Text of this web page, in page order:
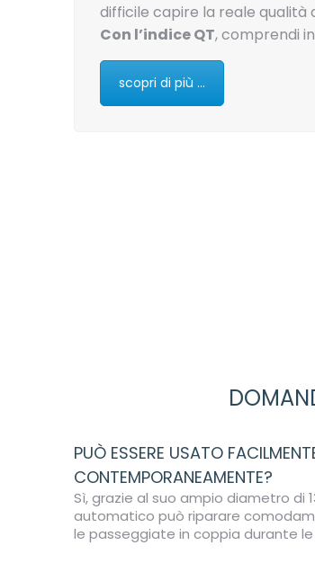
difficile capire la reale qualità
Con l’indice QT, comprendi
scopri di più ...
PUÒ ESSERE USATO
CONTEMPORANEAMENTE?
Sì, grazie al suo ampio diametro di
automatico può riparare
le passeggiate in coppia durante